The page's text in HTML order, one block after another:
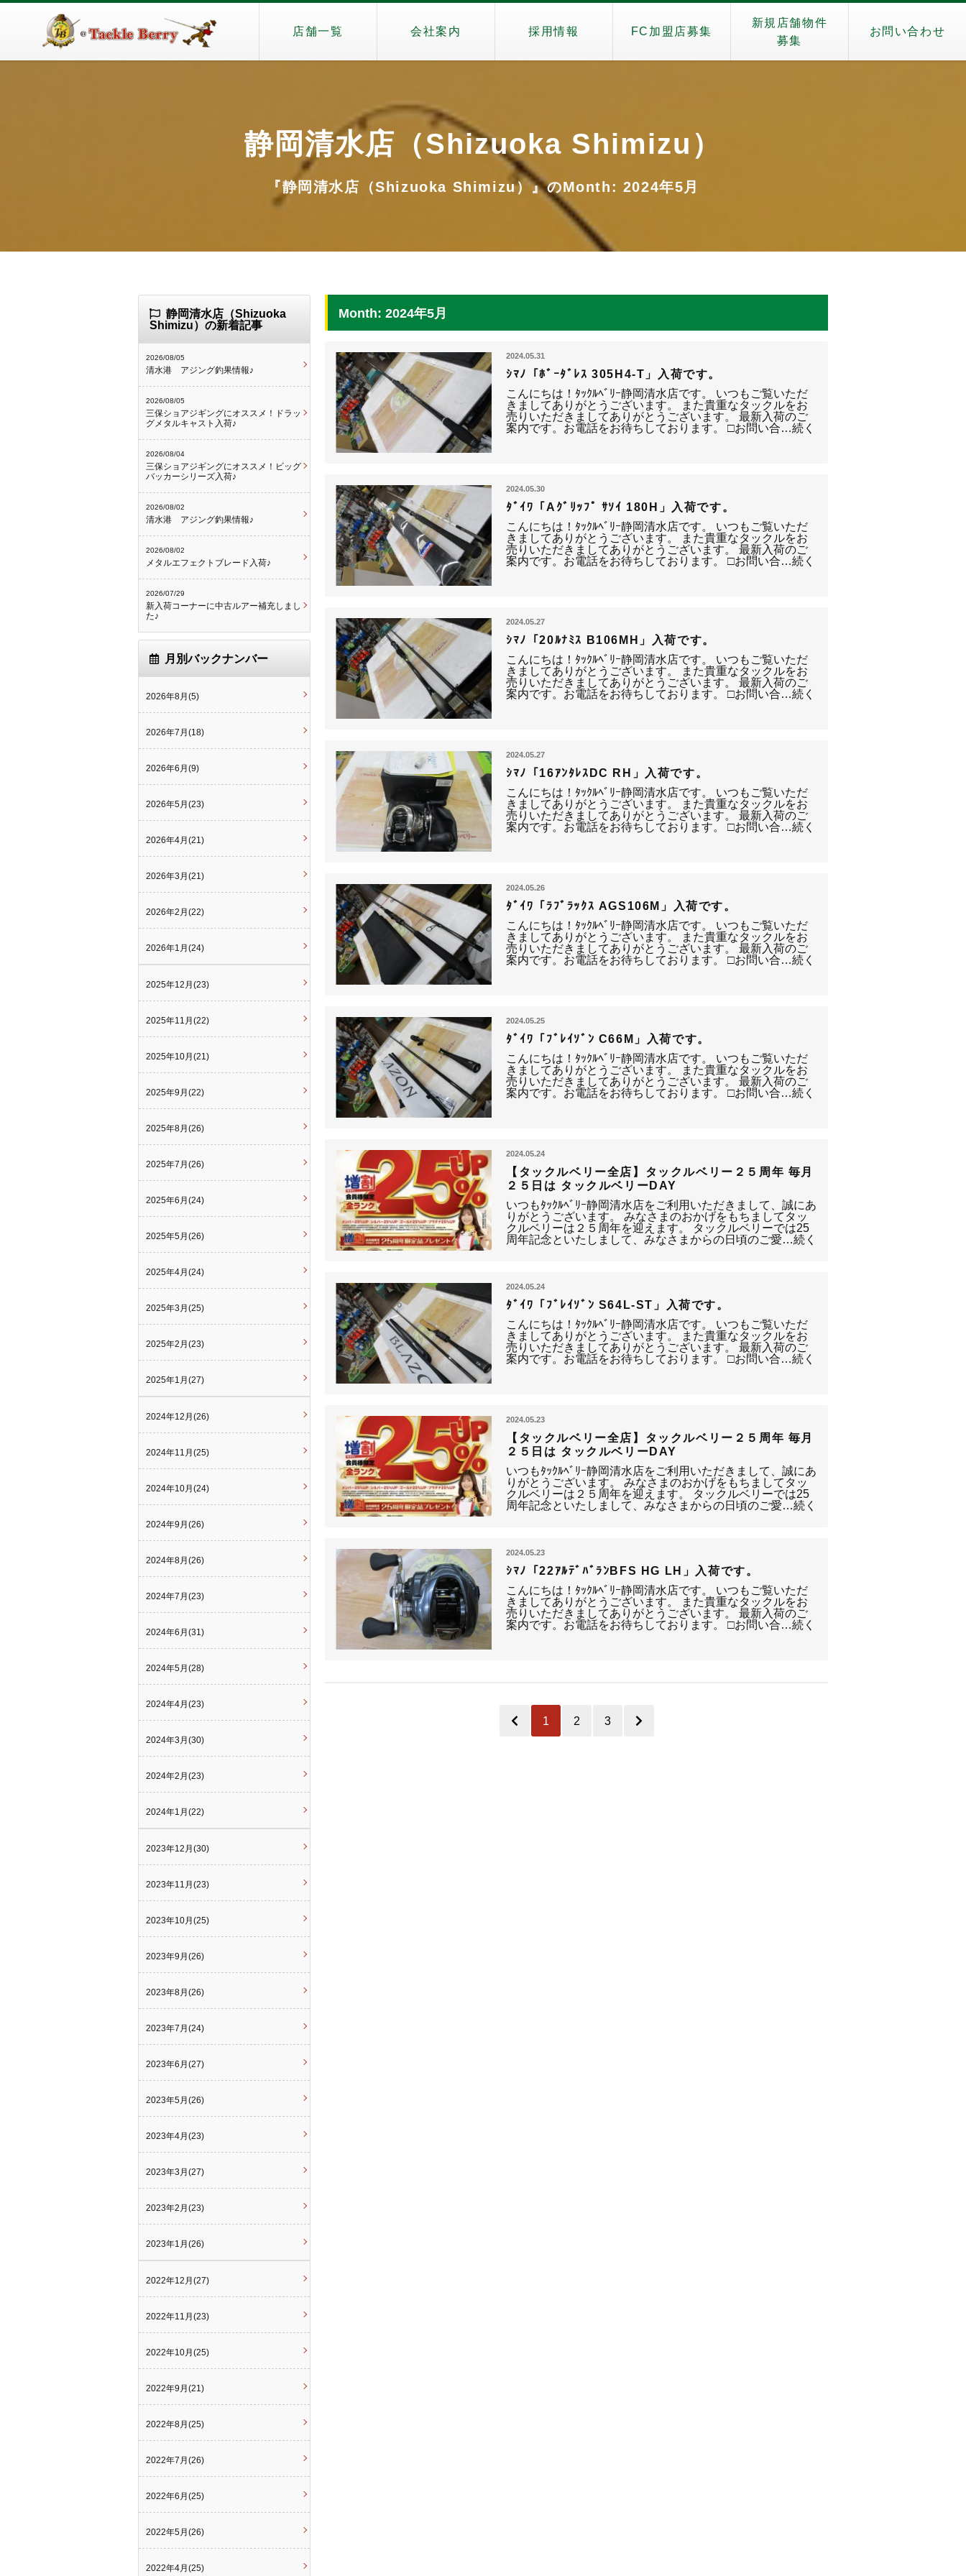
店舗一覧 会社案内 採用情報 FC加盟店募集
新規店舗物件
募集
お問い合わせ
静岡清水店（Shizuoka Shimizu）
『静岡清水店（Shizuoka Shimizu）』のMonth: 2024年5月
Month: 2024年5月
2024.05.31
ｼﾏﾉ「ﾎﾞｰﾀﾞﾚｽ 305H4-T」入荷です。
こんにちは！ﾀｯｸﾙﾍﾞﾘｰ静岡清水店です。 いつもご覧いただ
きましてありがとうございます。 また貴重なタックルをお
売りいただきましてありがとうございます。 最新入荷のご
案内です。お電話をお待ちしております。 □お問い合…続く
2024.05.30
ﾀﾞｲﾜ「Aｸﾞﾘｯﾌﾟ ｻｿｲ 180H」入荷です。
こんにちは！ﾀｯｸﾙﾍﾞﾘｰ静岡清水店です。 いつもご覧いただ
きましてありがとうございます。 また貴重なタックルをお
売りいただきましてありがとうございます。 最新入荷のご
案内です。お電話をお待ちしております。 □お問い合…続く
2024.05.27
ｼﾏﾉ「20ﾙﾅﾐｽ B106MH」入荷です。
こんにちは！ﾀｯｸﾙﾍﾞﾘｰ静岡清水店です。 いつもご覧いただ
きましてありがとうございます。 また貴重なタックルをお
売りいただきましてありがとうございます。 最新入荷のご
案内です。お電話をお待ちしております。 □お問い合…続く
2024.05.27
ｼﾏﾉ「16ｱﾝﾀﾚｽDC RH」入荷です。
こんにちは！ﾀｯｸﾙﾍﾞﾘｰ静岡清水店です。 いつもご覧いただ
きましてありがとうございます。 また貴重なタックルをお
売りいただきましてありがとうございます。 最新入荷のご
案内です。お電話をお待ちしております。 □お問い合…続く
2024.05.26
ﾀﾞｲﾜ「ﾗﾌﾞﾗｯｸｽ AGS106M」入荷です。
こんにちは！ﾀｯｸﾙﾍﾞﾘｰ静岡清水店です。 いつもご覧いただ
きましてありがとうございます。 また貴重なタックルをお
売りいただきましてありがとうございます。 最新入荷のご
案内です。お電話をお待ちしております。 □お問い合…続く
2024.05.25
ﾀﾞｲﾜ「ﾌﾞﾚｲｿﾞﾝ C66M」入荷です。
こんにちは！ﾀｯｸﾙﾍﾞﾘｰ静岡清水店です。 いつもご覧いただ
きましてありがとうございます。 また貴重なタックルをお
売りいただきましてありがとうございます。 最新入荷のご
案内です。お電話をお待ちしております。 □お問い合…続く
2024.05.24
【タックルベリー全店】タックルベリー２５周年 毎月
２５日は タックルベリーDAY
いつもﾀｯｸﾙﾍﾞﾘｰ静岡清水店をご利用いただきまして、誠にあ
りがとうございます。 みなさまのおかげをもちましてタッ
クルベリーは２５周年を迎えます。 タックルベリーでは25
周年記念といたしまして、みなさまからの日頃のご愛…続く
2024.05.24
ﾀﾞｲﾜ「ﾌﾞﾚｲｿﾞﾝ S64L-ST」入荷です。
こんにちは！ﾀｯｸﾙﾍﾞﾘｰ静岡清水店です。 いつもご覧いただ
きましてありがとうございます。 また貴重なタックルをお
売りいただきましてありがとうございます。 最新入荷のご
案内です。お電話をお待ちしております。 □お問い合…続く
2024.05.23
【タックルベリー全店】タックルベリー２５周年 毎月
２５日は タックルベリーDAY
いつもﾀｯｸﾙﾍﾞﾘｰ静岡清水店をご利用いただきまして、誠にあ
りがとうございます。 みなさまのおかげをもちましてタッ
クルベリーは２５周年を迎えます。 タックルベリーでは25
周年記念といたしまして、みなさまからの日頃のご愛…続く
2024.05.23
ｼﾏﾉ「22ｱﾙﾃﾞﾊﾞﾗﾝBFS HG LH」入荷です。
こんにちは！ﾀｯｸﾙﾍﾞﾘｰ静岡清水店です。 いつもご覧いただ
きましてありがとうございます。 また貴重なタックルをお
売りいただきましてありがとうございます。 最新入荷のご
案内です。お電話をお待ちしております。 □お問い合…続く
1 2 3
静岡清水店（Shizuoka
Shimizu）の新着記事
2026/08/05
清水港 アジング釣果情報♪
2026/08/05
三保ショアジギングにオススメ！ドラッ
グメタルキャスト入荷♪
2026/08/04
三保ショアジギングにオススメ！ビッグ
バッカーシリーズ入荷♪
2026/08/02
清水港 アジング釣果情報♪
2026/08/02
メタルエフェクトブレード入荷♪
2026/07/29
新入荷コーナーに中古ルアー補充しまし
た♪
月別バックナンバー
2026年8月(5)
2026年7月(18)
2026年6月(9)
2026年5月(23)
2026年4月(21)
2026年3月(21)
2026年2月(22)
2026年1月(24)
2025年12月(23)
2025年11月(22)
2025年10月(21)
2025年9月(22)
2025年8月(26)
2025年7月(26)
2025年6月(24)
2025年5月(26)
2025年4月(24)
2025年3月(25)
2025年2月(23)
2025年1月(27)
2024年12月(26)
2024年11月(25)
2024年10月(24)
2024年9月(26)
2024年8月(26)
2024年7月(23)
2024年6月(31)
2024年5月(28)
2024年4月(23)
2024年3月(30)
2024年2月(23)
2024年1月(22)
2023年12月(30)
2023年11月(23)
2023年10月(25)
2023年9月(26)
2023年8月(26)
2023年7月(24)
2023年6月(27)
2023年5月(26)
2023年4月(23)
2023年3月(27)
2023年2月(23)
2023年1月(26)
2022年12月(27)
2022年11月(23)
2022年10月(25)
2022年9月(21)
2022年8月(25)
2022年7月(26)
2022年6月(25)
2022年5月(26)
2022年4月(25)